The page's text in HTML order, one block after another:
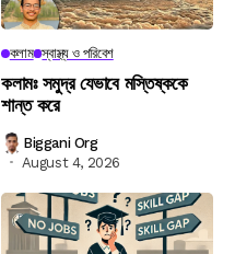
কলাম স্বাস্থ্য ও পরিবেশ
কলামঃ সমুদ্র যেভাবে মস্তিষ্ককে
শান্ত করে
Biggani Org
August 4, 2026